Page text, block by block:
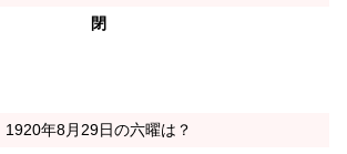
閉
1920年8月29日の六曜は？